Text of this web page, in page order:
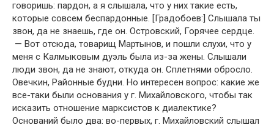
говоришь: пардон, а я слышала, что у них такие есть,
которые совсем беспардонные. [Градобоев:] Слышала ты
звон, да не знаешь, где он. Островский, Горячее сердце.
— Вот отсюда, товарищ Мартынов, и пошли слухи, что у
меня с Калмыковым дуэль была из-за жены. Слышали
люди звон, да не знают, откуда он. Сплетнями обросло.
Овечкин, Районные будни. Но интересен вопрос: какие же
все-таки были основания у г. Михайловского, чтобы так
исказить отношение марксистов к диалектике?
Оснований было два: во-первых, г. Михайловский слышал